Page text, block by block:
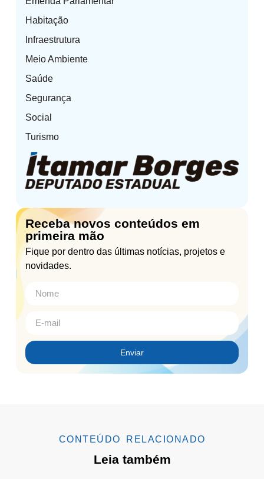
Habitação
Infraestrutura
Meio Ambiente
Saúde
Segurança
Social
Turismo
Receba novos conteúdos em
primeira mão
Fique por dentro das últimas notícias, projetos e
novidades.
Enviar
CONTEÚDO RELACIONADO
Leia também